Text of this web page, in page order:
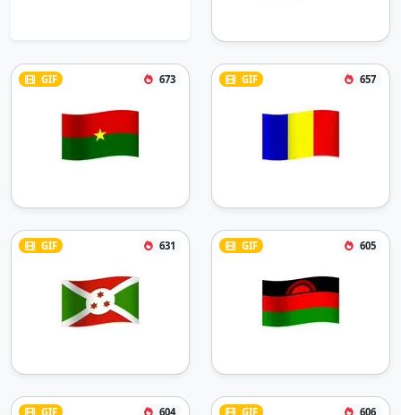
GIF 673 GIF 657
GIF 631 GIF 605
GIF 604 GIF 606